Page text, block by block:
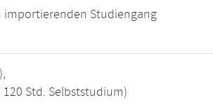
Studiengang
Std. Selbststudium)